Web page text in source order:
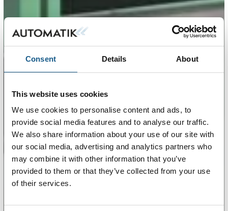
Consent Details About
This website uses cookies
We use cookies to personalise content and ads, to
provide social media features and to analyse our traffic.
We also share information about your use of our site with
our social media, advertising and analytics partners who
may combine it with other information that you’ve
provided to them or that they’ve collected from your use
of their services.